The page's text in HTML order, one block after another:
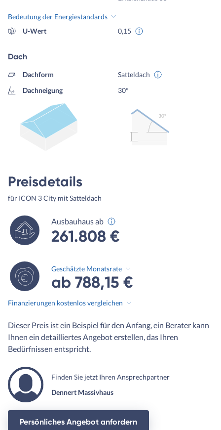
Bedeutung der Energiestandards
U-Wert
0,15
Dach
Dachform
Satteldach
Dachneigung
30°
30º
Preisdetails
für ICON 3 City mit Satteldach
Ausbauhaus ab
261.808 €
Geschätzte Monatsrate
ab 788,15 €
Finanzierungen kostenlos vergleichen
Dieser Preis ist ein Beispiel für den Anfang, ein Berater kann
Ihnen ein detailliertes Angebot erstellen, das Ihren
Bedürfnissen entspricht.
Finden Sie jetzt Ihren Ansprechpartner
Dennert Massivhaus
Persönliches Angebot anfordern